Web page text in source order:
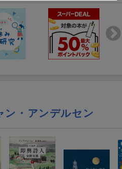
ン・アンデルセン